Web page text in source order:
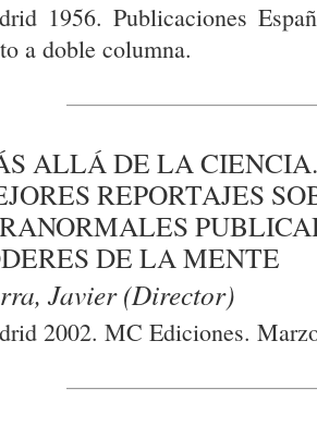
1956. Publicaciones
a doble columna.
ALLÁ DE LA
REPORTAJES
DE LA MENTE
Javier (Director)
2002. MC Ediciones.